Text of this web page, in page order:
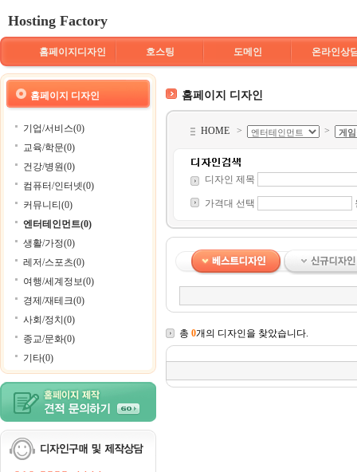
Hosting Factory
홈페이지디자인 호스팅 도메인 온라인상
홈페이지 디자인
기업/서비스(0)
교육/학문(0)
건강/병원(0)
컴퓨터/인터넷(0)
커뮤니티(0)
엔터테인먼트(0)
생활/가정(0)
레저/스포츠(0)
여행/세계정보(0)
경제/재테크(0)
사회/정치(0)
종교/문화(0)
기타(0)
홈페이지 디자인
HOME > >
디자인 제목
가격대 선택
총 0개의 디자인을 찾았습니다.